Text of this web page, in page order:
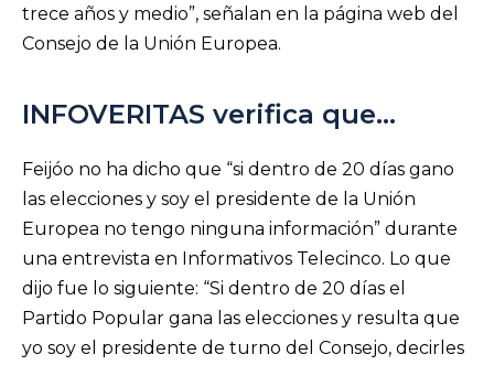
trece años y medio”, señalan en la página web del
Consejo de la Unión Europea.
INFOVERITAS verifica que…
Feijóo no ha dicho que “si dentro de 20 días gano
las elecciones y soy el presidente de la Unión
Europea no tengo ninguna información” durante
una entrevista en Informativos Telecinco. Lo que
dijo fue lo siguiente: “Si dentro de 20 días el
Partido Popular gana las elecciones y resulta que
yo soy el presidente de turno del Consejo, decirles